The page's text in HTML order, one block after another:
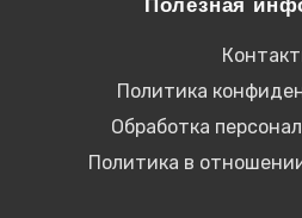
Полезная
Политика
Обработка
Политика в